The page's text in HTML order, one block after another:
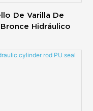
De Varilla De
Hidráulico